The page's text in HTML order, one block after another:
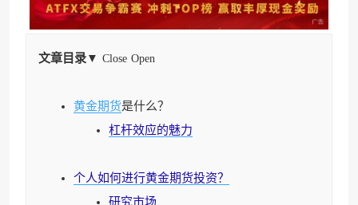
文章目录▼ Close Open
黄金期货是什么？
杠杆效应的魅力
个人如何进行黄金期货投资？
研究市场